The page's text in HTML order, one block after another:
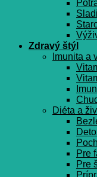
Zdravý štýl
Imunita a
Diéta a
Pre
Pre